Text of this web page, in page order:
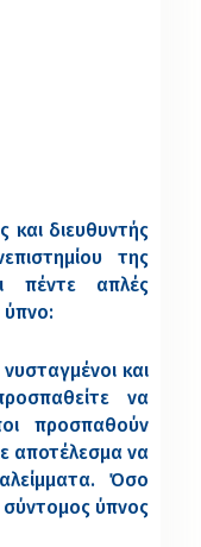
και διευθυντής
της
πέντε απλές
ύπνο:
και
να
προσπαθούν
αποτέλεσμα να
Όσο
ύπνος